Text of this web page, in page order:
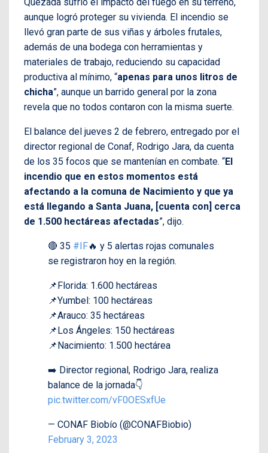
aunque logró proteger su vivienda. El incendio se
llevó gran parte de sus viñas y árboles frutales,
además de una bodega con herramientas y
materiales de trabajo, reduciendo su capacidad
productiva al mínimo, “apenas para unos litros de
chicha”, aunque un barrido general por la zona
revela que no todos contaron con la misma suerte.
El balance del jueves 2 de febrero, entregado por el
director regional de Conaf, Rodrigo Jara, da cuenta
de los 35 focos que se mantenían en combate. “El
incendio que en estos momentos está
afectando a la comuna de Nacimiento y que ya
está llegando a Santa Juana, [cuenta con] cerca
de 1.500 hectáreas afectadas”, dijo.
🔴 35 #IF🔥 y 5 alertas rojas comunales
se registraron hoy en la región.
📌Florida: 1.600 hectáreas
📌Yumbel: 100 hectáreas
📌Arauco: 35 hectáreas
📌Los Ángeles: 150 hectáreas
📌Nacimiento: 1.500 hectárea
➡️ Director regional, Rodrigo Jara, realiza
balance de la jornada👇
pic.twitter.com/vF0OESxfUe
— CONAF Biobío (@CONAFBiobio)
February 3, 2023